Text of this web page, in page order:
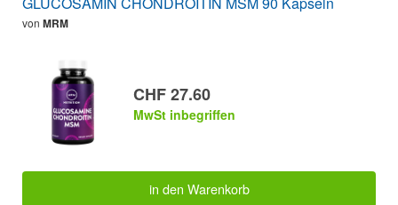
von MRM
CHF 27.60
MwSt inbegriffen
in den Warenkorb